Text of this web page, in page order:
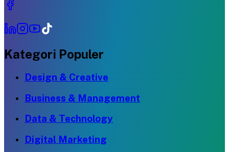
Kategori Populer
Design & Creative
Business & Management
Data & Technology
Digital Marketing